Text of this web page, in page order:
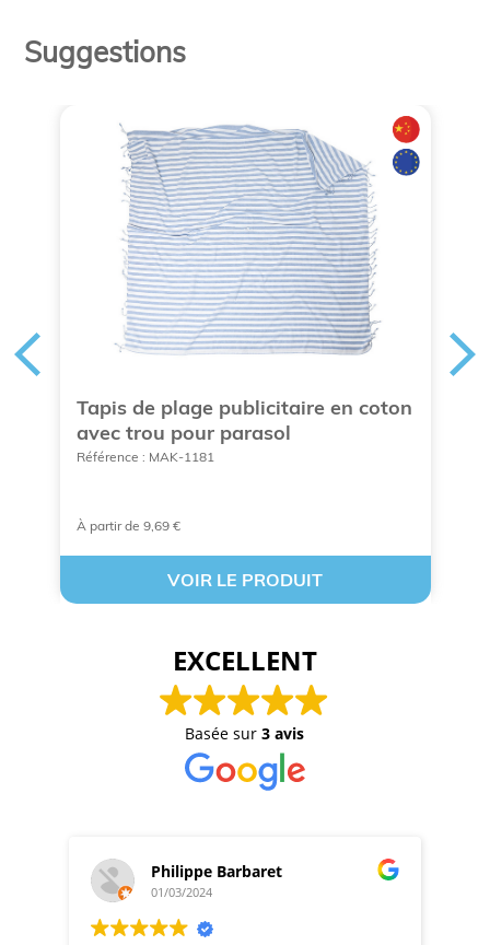
Suggestions
Tapis de plage publicitaire en coton
avec trou pour parasol
Référence : MAK-1181
À partir de 9,69 €
VOIR LE PRODUIT
EXCELLENT
Basée sur3 avis
Philippe Barbaret
01/03/2024